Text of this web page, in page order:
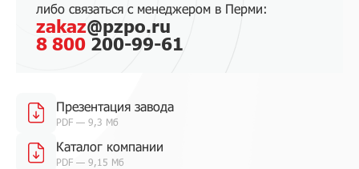
либо связаться с менеджером в Перми:
zakaz@pzpo.ru
8 800 200-99-61
Презентация завода
PDF — 9,3 Мб
Каталог компании
PDF — 9,15 Мб